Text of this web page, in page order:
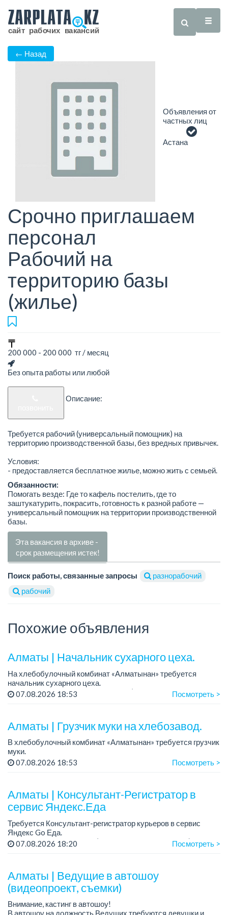
← Назад
Объявления от
частных лиц
Астана
Срочно приглашаем
персонал
Рабочий на
территорию базы
(жилье)
200 000 - 200 000 тг / месяц
Без опыта работы или любой
Описание:
Требуется рабочий (универсальный помощник) на
территорию производственной базы, без вредных привычек.
Условия:
- предоставляется бесплатное жилье, можно жить с семьей.
Обязанности:
Помогать везде: Где то кафель постелить, где то
заштукатурить, покрасить, готовность к разной работе —
универсальный помощник на территории производственной
базы.
Эта вакансия в архиве -
срок размещения истек!
Поиск работы, связанные запросы
разнорабочий
рабочий
Похожие объявления
Алматы | Начальник сухарного цеха.
На хлебобулочный комбинат «Алматынан» требуется
начальник сухарного цеха.
Зарплата: от 300 000 тенге на руки (обсуждается на
Требования: оп...
07.08.2026 18:53 Посмотреть >
Алматы | Грузчик муки на хлебозавод.
В хлебобулочный комбинат «Алматынан» требуется грузчик
муки.
График работы: 5/2, с 09.00 до 18.00.
07.08.2026 18:53 Посмотреть >
Алматы | Консультант-Регистратор в
сервис Яндекс.Еда
Требуется Консультант-регистратор курьеров в сервис
Яндекс Go Еда.
Условия: работа в офисе (Абылай хана - Макатаева).
07.08.2026 18:20 Посмотреть >
Алматы | Ведущие в автошоу
(видеопроект, съемки)
Внимание, кастинг в автошоу!
В автошоу на должность Ведущих требуются девушки и